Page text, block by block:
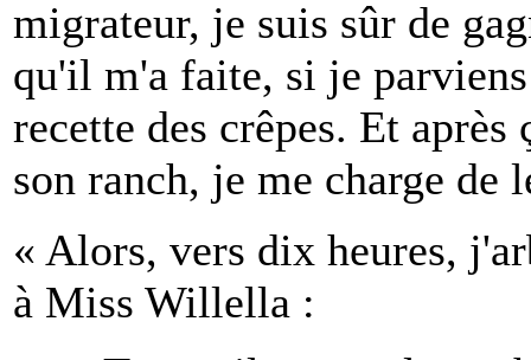
migrateur, je suis sûr de
qu'il m'a faite, si je
recette des crêpes. Et
son ranch, je me charge
« Alors, vers dix heures,
à Miss Willella :